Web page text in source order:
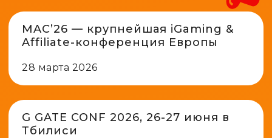
MAC’26 — крупнейшая iGaming &
Affiliate-конференция Европы
28 марта 2026
G GATE CONF 2026, 26-27 июня в
Тбилиси